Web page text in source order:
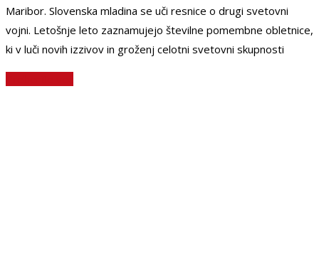
Maribor. Slovenska mladina se uči resnice o drugi svetovni
vojni. Letošnje leto zaznamujejo številne pomembne obletnice,
ki v luči novih izzivov in groženj celotni svetovni skupnosti